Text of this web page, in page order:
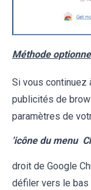
Méthode
Si vous continuez
publicités de
paramètres de
'icône du menu
droit de Google
défiler vers le bas